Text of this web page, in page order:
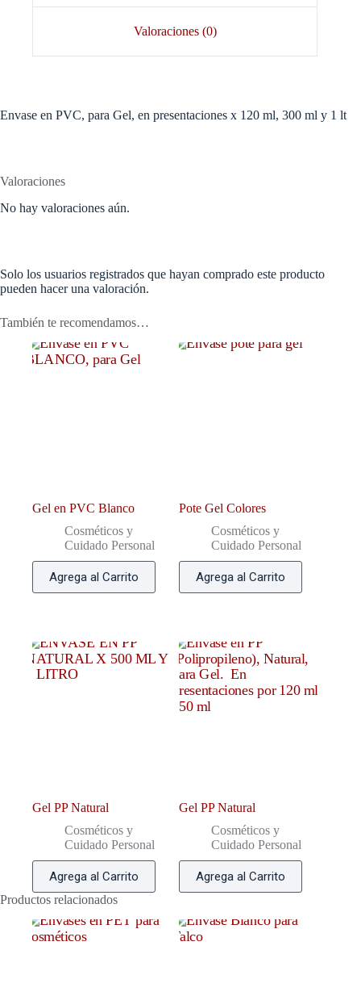
Valoraciones (0)
Envase en PVC, para Gel, en presentaciones x 120 ml, 300 ml y 1 lt
Valoraciones
No hay valoraciones aún.
Solo los usuarios registrados que hayan comprado este producto
pueden hacer una valoración.
También te recomendamos…
Gel en PVC Blanco
Cosméticos y
Cuidado Personal
Agrega al Carrito
Pote Gel Colores
Cosméticos y
Cuidado Personal
Agrega al Carrito
Gel PP Natural
Cosméticos y
Cuidado Personal
Agrega al Carrito
Gel PP Natural
Cosméticos y
Cuidado Personal
Agrega al Carrito
Productos relacionados